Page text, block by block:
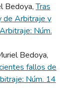
Bedoya,Tras
de Arbitraje y
Núm.
Bedoya,
fallos de
Núm. 14